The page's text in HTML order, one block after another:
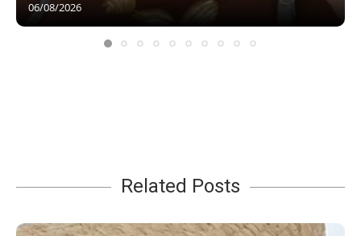
06/08/2026
Related Posts